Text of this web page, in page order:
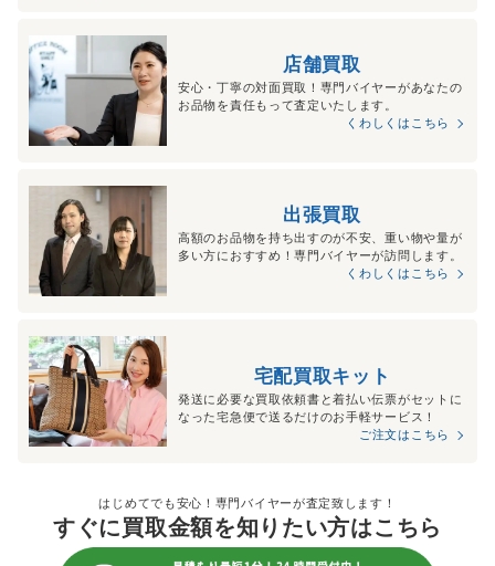
店舗買取
安心・丁寧の対面買取！専門バイヤーがあなたの
お品物を責任もって査定いたします。
くわしくはこちら
出張買取
高額のお品物を持ち出すのが不安、重い物や量が
多い方におすすめ！専門バイヤーが訪問します。
くわしくはこちら
宅配買取キット
発送に必要な買取依頼書と着払い伝票がセットに
なった宅急便で送るだけのお手軽サービス！
ご注文はこちら
はじめてでも安心！専門バイヤーが査定致します！
すぐに買取金額を知りたい方はこちら